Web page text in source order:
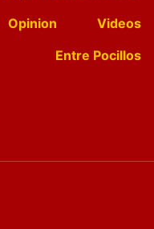
Opinion
Videos
Entre Pocillos